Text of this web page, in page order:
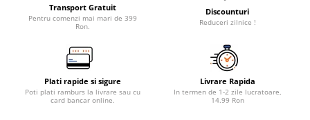
Transport Gratuit
Pentru comenzi mai mari de 399
Ron.
Discounturi
Reduceri zilnice !
Plati rapide si sigure
Poti plati ramburs la livrare sau cu
card bancar online.
Livrare Rapida
In termen de 1-2 zile lucratoare,
14.99 Ron